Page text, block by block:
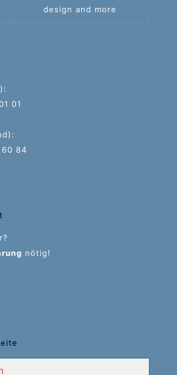
design and more
01
84
nötig!